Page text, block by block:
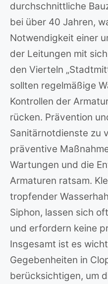
durchschnittliche
bei über 40 Jahren,
Notwendigkeit einer
der Leitungen mit
den Vierteln
sollten regelmäßige
Kontrollen der
rücken. Prävention
Sanitärnotdienste zu
präventive
Wartungen und die
Armaturen ratsam.
tropfender
Siphon, lassen sich
und erfordern keine
Insgesamt ist es
Gegebenheiten in
berücksichtigen, um